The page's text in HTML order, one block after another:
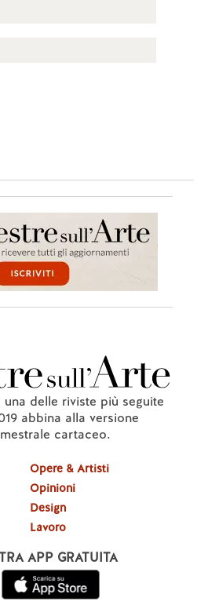
delle riviste più seguite
abbina alla versione
cartaceo.
Opere & Artisti
Opinioni
Design
Lavoro
APP GRATUITA